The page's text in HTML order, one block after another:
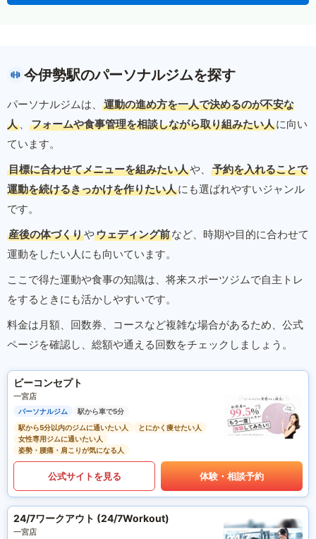
今伊勢駅のパーソナルジムを探す
パーソナルジムは、
運動の進め方を一人で決めるのが不安な
人 、 フォームや食事管理を相談しながら取り組みたい人に向い
ています。
目標に合わせてメニューを組みたい人や、
予約を入れることで
運動を続けるきっかけを作りたい人にも選ばれやすいジャンル
です。
産後の体づくりやウェディング前など、時期や目的に合わせて
運動をしたい人にも向いています。
ここで得た運動や食事の知識は、将来スポーツジムで自主トレ
をするときにも活かしやすいです。
料金は月額、回数券、コースなど複雑な場合があるため、公式
ページを確認し、総額や通える回数をチェックしましょう。
ビーコンセプト
一宮店
パーソナルジム
駅から車で5分
駅から5分以内のジムに通いたい人
とにかく痩せたい人
女性専用ジムに通いたい人
姿勢・腰痛・肩こりが気になる人
公式サイトを見る 体験・相談予約
24/7ワークアウト (24/7Workout)
一宮店